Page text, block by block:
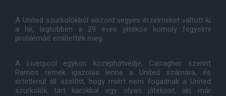
A United szurkolókból viszont vegyes érzelmeket váltott ki
a hír, legtöbben a 29 éves játékos komoly fegyelmi
problémáit említették meg.
A Liverpool egykori középhátvédje, Carragher szerint
Ramos remek igazolás lenne a United számára, és
értetlenül áll azelõtt, hogy miért nem fogadnak a United
szurkolók tárt karokkal egy olyan játékost, aki már